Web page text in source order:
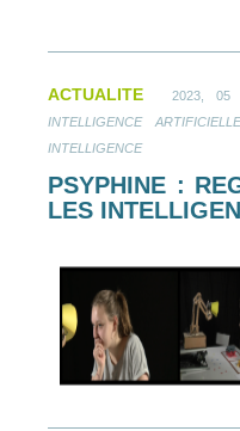
ACTUALITE 2023, 05
INTELLIGENCE ARTIFICIELLE
INTELLIGENCE
PSYPHINE :
LES